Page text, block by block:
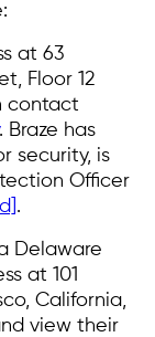
at 63
Floor 12
contact
. Braze has
security, is
Officer
.
Delaware
at 101
California,
view their